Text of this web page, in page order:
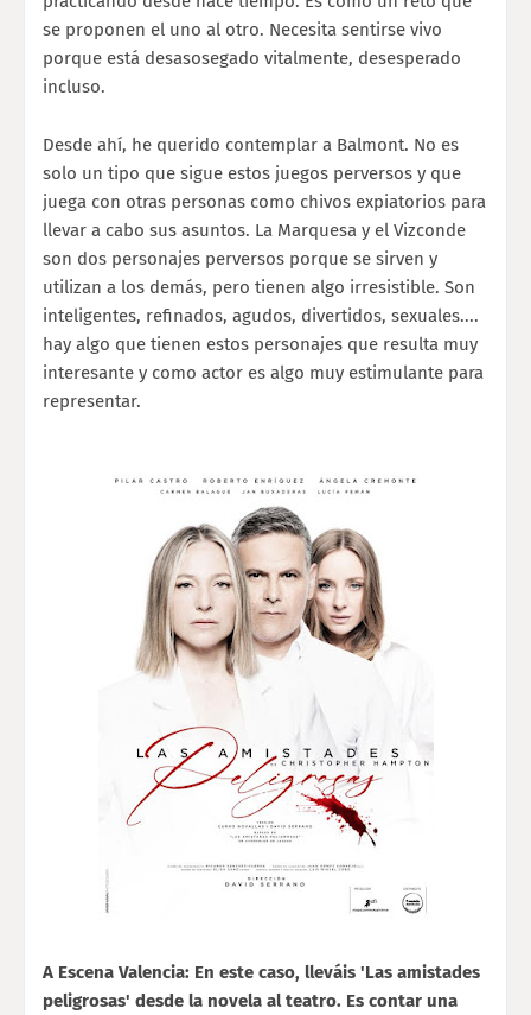
se proponen el uno al otro. Necesita sentirse vivo
porque está desasosegado vitalmente, desesperado
incluso.
Desde ahí, he querido contemplar a Balmont. No es
solo un tipo que sigue estos juegos perversos y que
juega con otras personas como chivos expiatorios para
llevar a cabo sus asuntos. La Marquesa y el Vizconde
son dos personajes perversos porque se sirven y
utilizan a los demás, pero tienen algo irresistible. Son
inteligentes, refinados, agudos, divertidos, sexuales....
hay algo que tienen estos personajes que resulta muy
interesante y como actor es algo muy estimulante para
representar.
A Escena Valencia: En este caso, lleváis 'Las amistades
peligrosas' desde la novela al teatro. Es contar una